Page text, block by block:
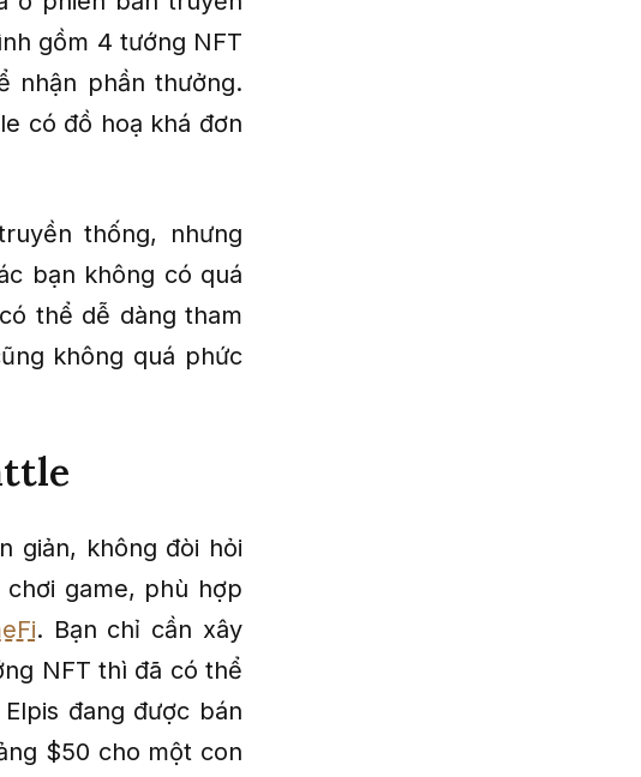
gồm 4 tướng NFT
nhận phần thưởng.
có đồ hoạ khá đơn
thống, nhưng
bạn không có quá
thể dễ dàng tham
không quá phức
giản, không đòi hỏi
game, phù hợp
. Bạn chỉ cần xây
NFT thì đã có thể
đang được bán
$50 cho một con